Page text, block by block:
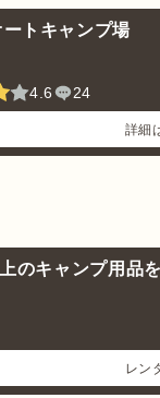
トキャンプ場
4.6 24
詳細
のキャンプ用品
レン